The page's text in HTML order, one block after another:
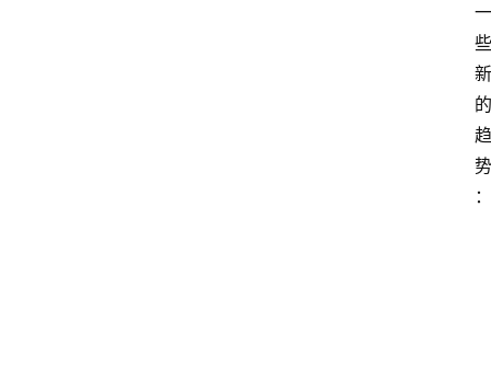
一
些
新
的
趋
势
：